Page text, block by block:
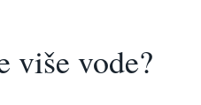
više vode?